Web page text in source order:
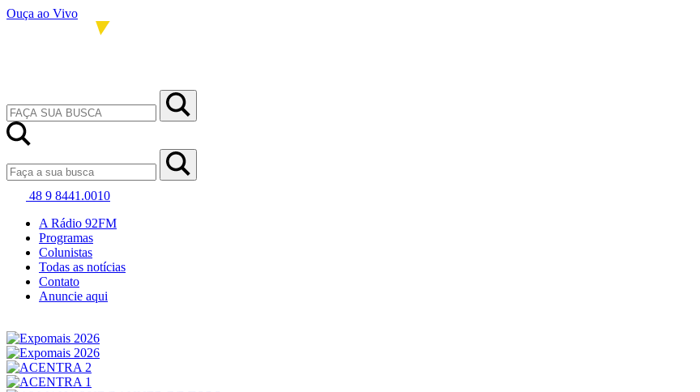
Ouça ao Vivo
48 9 8441.0010
A Rádio 92FM
Programas
Colunistas
Todas as notícias
Contato
Anuncie aqui